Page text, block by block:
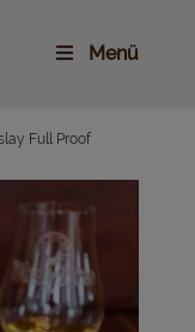
Menü
Full Proof